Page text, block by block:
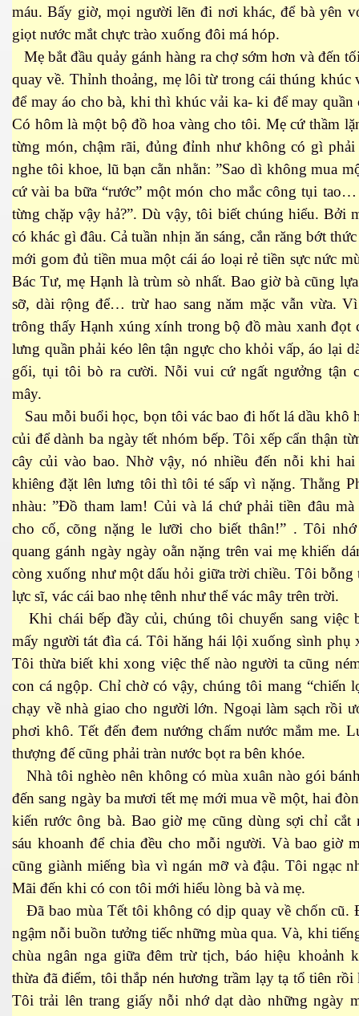
máu. Bấy giờ, mọi người lẽn đi nơi khác, để bà yên
giọt nước mắt chực trào xuống đôi má hóp.
Mẹ bắt đầu quảy gánh hàng ra chợ sớm hơn và đến
quay về. Thỉnh thoảng, mẹ lôi từ trong cái thúng khúc
để may áo cho bà, khi thì khúc vải ka- ki để may quần
Có hôm là một bộ đồ hoa vàng cho tôi. Mẹ cứ thầm
từng món, chậm rãi, đủng đỉnh như không có gì
nghe tôi khoe, lũ bạn cằn nhằn: ”Sao dì không mua
cứ vài ba bữa “rước” một món cho mắc công tụi
từng chặp vậy hả?”. Dù vậy, tôi biết chúng hiểu. Bởi
có khác gì đâu. Cả tuần nhịn ăn sáng, cắn răng bớt
mới gom đủ tiền mua một cái áo loại rẻ tiền sực nức
Bác Tư, mẹ Hạnh là trùm sò nhất. Bao giờ bà cũng lựa
sỡ, dài rộng để… trừ hao sang năm mặc vẫn vừa.
trông thấy Hạnh xúng xính trong bộ đồ màu xanh đọt
lưng quần phải kéo lên tận ngực cho khỏi vấp, áo lại
gối, tụi tôi bò ra cười. Nỗi vui cứ ngất ngưởng tận
mây.
Sau mỗi buổi học, bọn tôi vác bao đi hốt lá dầu khô
củi để dành ba ngày tết nhóm bếp. Tôi xếp cẩn thận
cây củi vào bao. Nhờ vậy, nó nhiều đến nỗi khi hai
khiêng đặt lên lưng tôi thì tôi té sấp vì nặng. Thằng
nhàu: ”Đồ tham lam! Củi và lá chứ phải tiền đâu
cho cố, cõng nặng le lưỡi cho biết thân!” . Tôi
quang gánh ngày ngày oằn nặng trên vai mẹ khiến
còng xuống như một dấu hỏi giữa trời chiều. Tôi bỗng
lực sĩ, vác cái bao nhẹ tênh như thể vác mây trên trời.
Khi chái bếp đầy củi, chúng tôi chuyển sang việc
mấy người tát đìa cá. Tôi hăng hái lội xuống sình phụ
Tôi thừa biết khi xong việc thế nào người ta cũng
con cá ngộp. Chỉ chờ có vậy, chúng tôi mang “chiến
chạy về nhà giao cho người lớn. Ngoại làm sạch rồi
phơi khô. Tết đến đem nướng chấm nước mắm me.
thượng đế cũng phải tràn nước bọt ra bên khóe.
Nhà tôi nghèo nên không có mùa xuân nào gói
đến sang ngày ba mươi tết mẹ mới mua về một, hai
kiến rước ông bà. Bao giờ mẹ cũng dùng sợi chỉ cắt
sáu khoanh để chia đều cho mỗi người. Và bao giờ
cũng giành miếng bìa vì ngán mỡ và đậu. Tôi ngạc
Mãi đến khi có con tôi mới hiểu lòng bà và mẹ.
Đã bao mùa Tết tôi không có dịp quay về chốn cũ.
ngậm nỗi buồn tưởng tiếc những mùa qua. Và, khi
chùa ngân nga giữa đêm trừ tịch, báo hiệu khoảnh
thừa đã điểm, tôi thắp nén hương trầm lạy tạ tổ tiên rồi
Tôi trải lên trang giấy nỗi nhớ dạt dào những ngày
Hạng